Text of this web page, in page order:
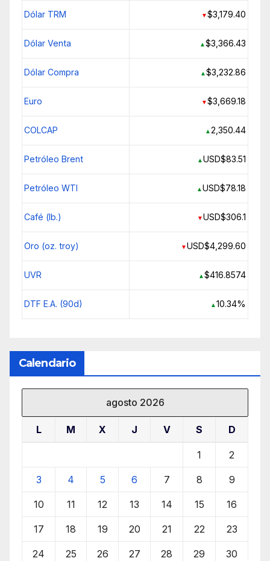
Dólar TRM ▼$3,179.40
Dólar Venta ▲$3,366.43
Dólar Compra ▲$3,232.86
Euro ▼$3,669.18
COLCAP ▲2,350.44
Petróleo Brent ▲USD$83.51
Petróleo WTI ▲USD$78.18
Café (lb.) ▼USD$306.1
Oro (oz. troy) ▼USD$4,299.60
UVR ▲$416.8574
DTF E.A. (90d) ▲10.34%
Calendario
agosto 2026
L M X J V S D
1 2
3 4 5 6 7 8 9
10 11 12 13 14 15 16
17 18 19 20 21 22 23
24 25 26 27 28 29 30